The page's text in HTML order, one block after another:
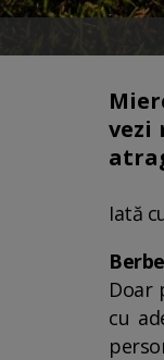
vezi
Iată
Doar
cu